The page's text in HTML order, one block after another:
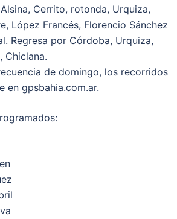
Cerrito, rotonda, Urquiza,
López Francés, Florencio Sánchez
Regresa por Córdoba, Urquiza,
Chiclana.
de domingo, los recorridos
en gpsbahia.com.ar.